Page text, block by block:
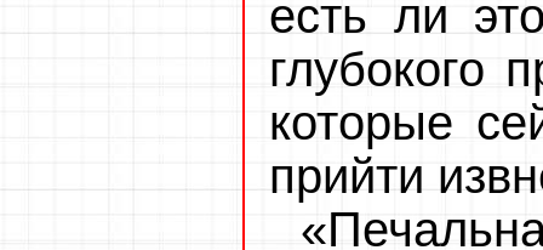
есть ли
глубокого
которые
прийти